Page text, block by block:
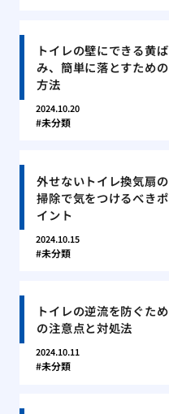
トイレの壁にできる黄ば
み、簡単に落とすための
方法
2024.10.20
未分類
外せないトイレ換気扇の
掃除で気をつけるべきポ
イント
2024.10.15
未分類
トイレの逆流を防ぐため
の注意点と対処法
2024.10.11
未分類